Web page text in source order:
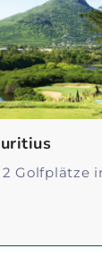
Golfplätze